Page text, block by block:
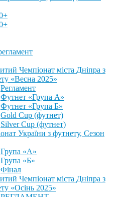
Чемпіонат міста Дніпра з
«Весна 2025»
Регламент
Футнет «Група А»
Футнет «Група Б»
Gold Cup (футнет)
Silver Cup (футнет)
України з футнету, Сезон
Група «А»
Група «Б»
Фінал
Чемпіонат міста Дніпра з
«Осінь 2025»